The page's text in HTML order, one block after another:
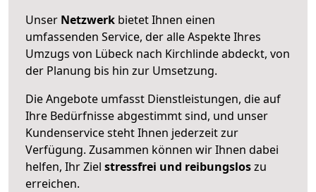
Unser Netzwerk bietet Ihnen einen
umfassenden Service, der alle Aspekte Ihres
Umzugs von Lübeck nach Kirchlinde abdeckt, von
der Planung bis hin zur Umsetzung.
Die Angebote umfasst Dienstleistungen, die auf
Ihre Bedürfnisse abgestimmt sind, und unser
Kundenservice steht Ihnen jederzeit zur
Verfügung. Zusammen können wir Ihnen dabei
helfen, Ihr Ziel stressfrei und reibungsloszu
erreichen.